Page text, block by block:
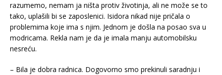
razumemo, nemam ja ništa protiv životinja, ali ne može se to
tako, uplašili bi se zaposlenici. Isidora nikad nije pričala o
problemima koje ima s njim. Jednom je došla na posao sva u
modricama. Rekla nam je da je imala manju automobilsku
nesreću.
– Bila je dobra radnica. Dogovorno smo prekinuli saradnju i